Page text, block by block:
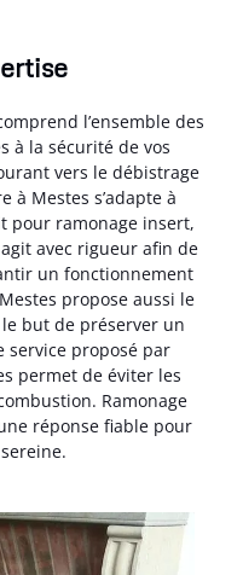
l’ensemble des
à la sécurité de vos
vers le débistrage
à Mestes s’adapte à
pour ramonage insert,
avec rigueur afin de
un fonctionnement
propose aussi le
but de préserver un
service proposé par
permet de éviter les
Ramonage
réponse fiable pour